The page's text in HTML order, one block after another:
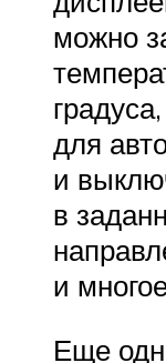
можно
для
и
в
и
Еще